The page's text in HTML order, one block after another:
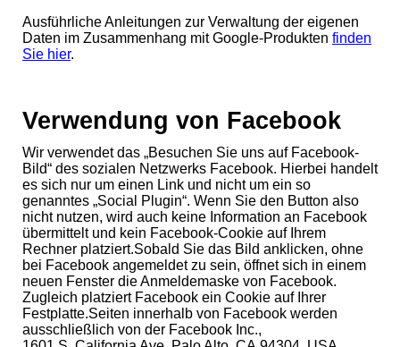
Ausführliche Anleitungen zur Verwaltung der eigenen
Daten im Zusammenhang mit Google-Produkten finden
Sie hier.
Verwendung von Facebook
Wir verwendet das „Besuchen Sie uns auf Facebook-
Bild“ des sozialen Netzwerks Facebook. Hierbei handelt
es sich nur um einen Link und nicht um ein so
genanntes „Social Plugin“. Wenn Sie den Button also
nicht nutzen, wird auch keine Information an Facebook
übermittelt und kein Facebook-Cookie auf Ihrem
Rechner platziert.Sobald Sie das Bild anklicken, ohne
bei Facebook angemeldet zu sein, öffnet sich in einem
neuen Fenster die Anmelde­maske von Facebook.
Zugleich platziert Facebook ein Cookie auf Ihrer
Festplatte.Seiten innerhalb von Facebook werden
ausschließlich von der Facebook Inc.,